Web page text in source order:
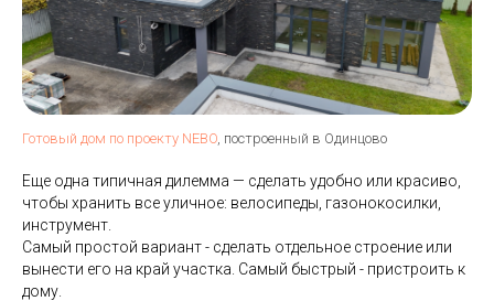
Готовый дом по проекту NEBO , построенный в Одинцово
Еще одна типичная дилемма — сделать удобно или красиво,
чтобы хранить все уличное: велосипеды, газонокосилки,
инструмент.
Самый простой вариант - сделать отдельное строение или
вынести его на край участка. Самый быстрый - пристроить к
дому.